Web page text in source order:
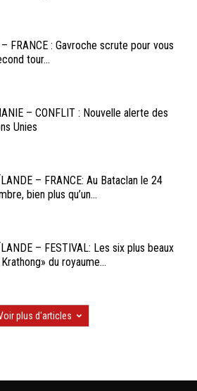
FRANCE : Gavroche scrute pour vous
tour...
– CONFLIT : Nouvelle alerte des
Unies
– FRANCE: Au Bataclan le 24
bien plus qu’un...
– FESTIVAL: Les six plus beaux
du royaume...
plus d'articles